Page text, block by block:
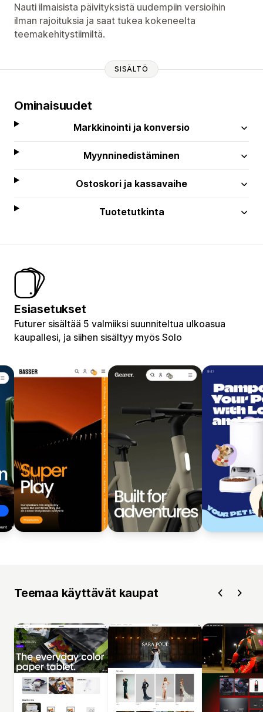
Nauti ilmaisista päivityksistä uudempiin versioihin
ilman rajoituksia ja saat tukea kokeneelta
teemakehitystiimiltä.
SISÄLTÖ
Ominaisuudet
Markkinointi ja konversio
Myynninedistäminen
Ostoskori ja kassavaihe
Tuotetutkinta
Esiasetukset
Futurer sisältää 5 valmiiksi suunniteltua ulkoasua
kaupallesi, ja siihen sisältyy myös Solo
Teemaa käyttävät kaupat